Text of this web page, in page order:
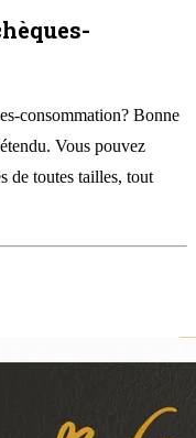
consommation? Bonne
Vous pouvez
de toutes tailles, tout